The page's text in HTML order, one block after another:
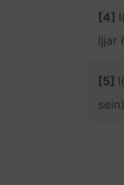
[4]
Ijjar
[5]